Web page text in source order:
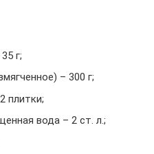
г;
– 300 г;
плитки;
вода – 2 ст. л.;